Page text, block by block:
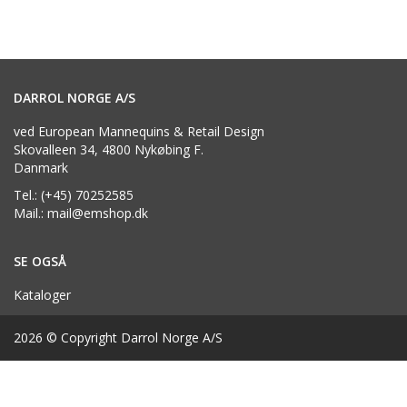
DARROL NORGE A/S
ved European Mannequins & Retail Design
Skovalleen 34, 4800 Nykøbing F.
Danmark
Tel.: (+45) 70252585
Mail.: mail@emshop.dk
SE OGSÅ
Kataloger
2026 © Copyright Darrol Norge A/S